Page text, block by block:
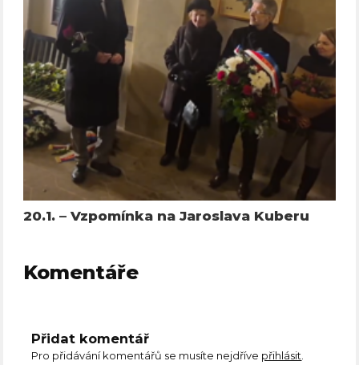
20.1. – Vzpomínka na Jaroslava Kuberu
Komentáře
Přidat komentář
Pro přidávání komentářů se musíte nejdříve přihlásit.